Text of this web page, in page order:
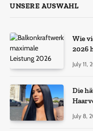
UNSERE AUSWAHL
Wie
2026
July 11,
Die
July 8,